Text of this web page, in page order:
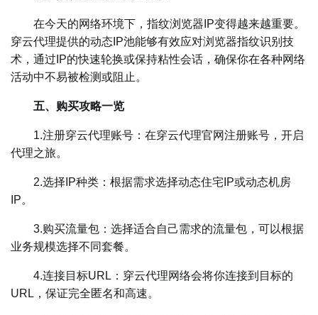
在今天的网络环境下，指纹浏览器IP变得越来越重要。
穿云代理提供的动态IP池能够有效应对浏览器指纹识别技
术，通过IP的快速轮换或保持粘性会话，确保你在各种网络
活动中不易被检测或阻止。
五、购买攻略一览
1.注册穿云代理账号：在穿云代理官网注册账号，开启
代理之旅。
2.选择IP种类：根据需求选择动态住宅IP或动态机房
IP。
3.购买流量包：选择适合自己需求的流量包，可以根据
业务规模选择不同套餐。
4.连接目标URL：穿云代理网络会将你连接到目标的
URL，保证完全匿名和高速。